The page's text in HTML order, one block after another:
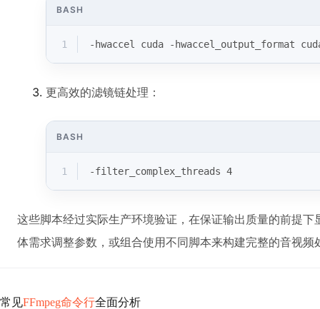
BASH
1 -hwaccel cuda -hwaccel_output_format
更高效的滤镜链处理：
BASH
1 -filter_complex_threads 4
这些脚本经过实际生产环境验证，在保证输出质量的前提
体需求调整参数，或组合使用不同脚本来构建完整的音视频
常见FFmpeg命令行全面分析